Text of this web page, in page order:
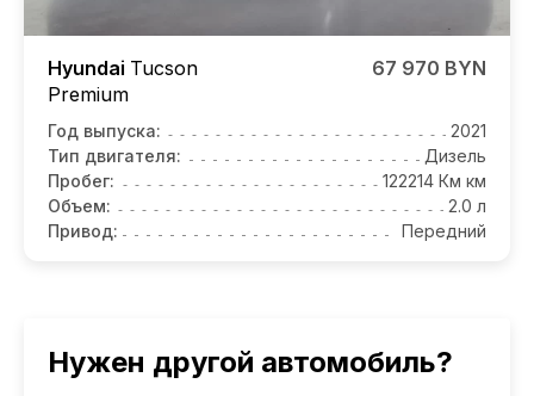
Hyundai Tucson
Premium
67 970 BYN
Год выпуска:
2021
Тип двигателя:
Дизель
Пробег:
122214 Км км
Объем:
2.0 л
Привод:
Передний
Нужен другой автомобиль?